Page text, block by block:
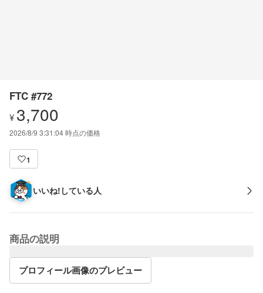
FTC #772
¥ 3,700
2026/8/9 3:31:04時点の価格
1
いいね!している人
商品の説明
プロフィール画像のプレビュー